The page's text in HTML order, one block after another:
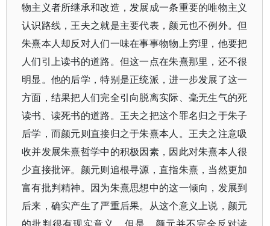
物主义者所继承和改造，发展成一条重要的唯物主义
认识路线，王夫之就是主要代表，颜元也不例外。但
朱熹本人却反对人们一味在事事物物上穷理，他要把
人们引上读书的道路。但这一点在朱熹那里，还不很
明显。他的后学，特别是正统派，进一步发展了这一
方面，结果把人们完全引向脱离实际、毫无生气的死
读书、读死书的道路。王夫之把这个罪名归之于朱子
后学，而颜元则直接归之于朱熹本人。王夫之注意吸
收并发展朱熹哲学中的积极因素，因此对朱熹本人很
少直接批评。颜元则追根寻源，直指朱熹，当然更加
富有批判精神。因为朱熹思想中的这一倾向，发展到
后来，确实产生了严重后果。从这个意义上说，颜元